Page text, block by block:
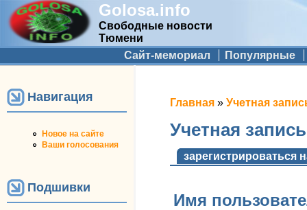
Golosa.info
Свободные новости
Тюмени
Дополнительное меню
Сайт-мемориал Популярные
Навигация
Новое на сайте
Ваши голосования
Подшивки
Вы здесь
Главная » Учетная
Учетная
Главные
зарегистрироваться
Имя